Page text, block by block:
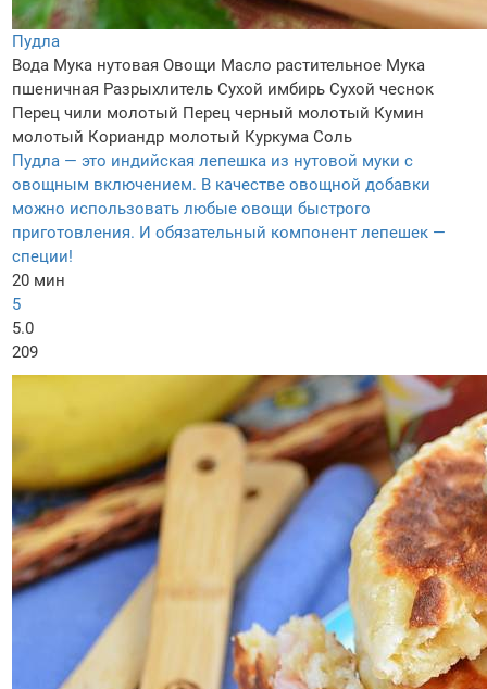
Пудла
Вода Мука нутовая Овощи Масло растительное Мука
пшеничная Разрыхлитель Сухой имбирь Сухой чеснок
Перец чили молотый Перец черный молотый Кумин
молотый Кориандр молотый Куркума Соль
Пудла — это индийская лепешка из нутовой муки с
овощным включением. В качестве овощной добавки
можно использовать любые овощи быстрого
приготовления. И обязательный компонент лепешек —
специи!
20 мин
5
5.0
209